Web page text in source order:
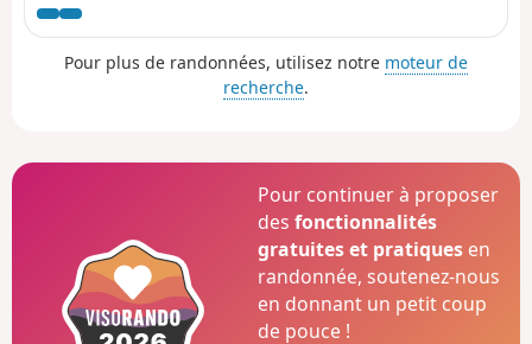
à des soucis de droits de passage
(d'après ce que nous avons compris).
Ainsi, au lieu de monter depuis
Murat sur les crêtes et de cheminer
village de Laveissière pour remonter
à partir de la Bourgeade. Il a été
décidé de partir de Laveissière.
Pour plus de randonnées, utilisez notre moteur de
recherche.
Pour continuer à proposer
desfonctionnalités
gratuites et pratiques en
randonnée, soutenez-nous
en donnant un petit coup
de pouce !